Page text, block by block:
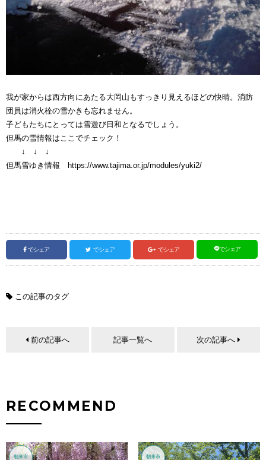
我が家からは西方向にあたる大岡山もすっきり見えるほどの快晴。消防
団員は消火栓の雪かきも忘れません。
子どもたちにとっては雪遊び日和となるでしょう。
但馬の雪情報はここでチェック！
↓ ↓ ↓
但馬雪ゆき情報 https://www.tajima.or.jp/modules/yuki2/
でシェア でシェア でシェア でシェア
この記事のタグ
前の記事へ 記事一覧へ 次の記事へ
RECOMMEND
朝来市 朝来市